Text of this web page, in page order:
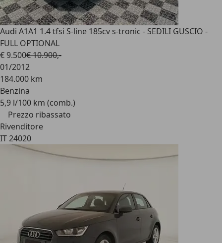
Audi A1A1 1.4 tfsi S-line 185cv s-tronic - SEDILI GUSCIO -
FULL OPTIONAL
€ 9.500€ 10.900,-
01/2012
184.000 km
Benzina
5,9 l/100 km (comb.)
Prezzo ribassato
Rivenditore
IT 24020